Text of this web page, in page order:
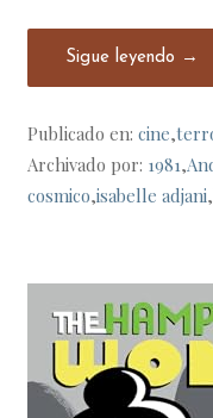
Sigue leyendo →
Publicado en:cine,
Archivado por: 1981,
cosmico,isabelle adjani,